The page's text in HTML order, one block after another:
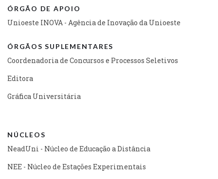
ÓRGÃO DE APOIO
Unioeste INOVA - Agência de Inovação da Unioeste
ÓRGÃOS SUPLEMENTARES
Coordenadoria de Concursos e Processos Seletivos
Editora
Gráfica Universitária
NÚCLEOS
NeadUni - Núcleo de Educação a Distância
NEE - Núcleo de Estações Experimentais